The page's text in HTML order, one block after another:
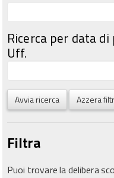
Ricerca per data
Uff.
Avvia ricerca Azzera
Filtra
Puoi trovare la delibera